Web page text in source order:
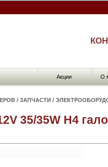
Акции О
/ ЗАПЧАСТИ /
35/35W H4